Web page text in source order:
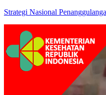
Strategi Nasional